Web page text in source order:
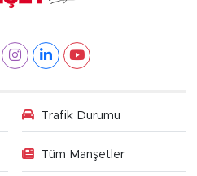
Trafik Durumu
Tüm Manşetler